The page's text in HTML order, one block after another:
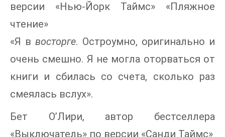
версии «Нью-Йорк Таймс» «Пляжное
чтение»
«Я ввосторге. Остроумно, оригинально и
очень смешно. Я не могла оторваться от
книги и сбилась со счета, сколько раз
смеялась вслух».
Бет О’Лири, автор бестселлера
«Выключатель» по версии «Санди Таймс»